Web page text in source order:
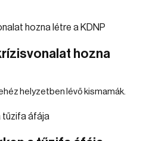
hozna
helyzetben lévő kismamák.